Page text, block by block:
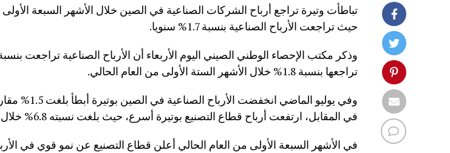
تباطأت وتيرة تراجع أرباح الشركات الصناعية في الصين خلال الأشهر السبعة الأولى
حيث تراجعت الأرباح الصناعية بنسبة 1.7% سنويا.
تراجعها بنسبة 1.8% خلال الأشهر الستة الأولى من العام الحالي.
وفي يوليو الماضي انخفضت
في المقابل، ارتفعت أرباح قطاع التصنيع بوتيرة أسرع، حيث بلغت نسبته 6.8% خلال الشهر الماضي.
في الأشهر السبعة الأولى من العام الحالي أعلن قطاع التصنيع عن نمو قوي في